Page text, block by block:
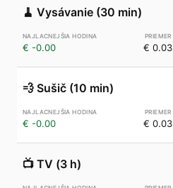
🧹 Vysávanie (30 min)
€ -0.00 € 0.03
💨 Sušič (10 min)
€ -0.00 € 0.03
📺 TV (3 h)